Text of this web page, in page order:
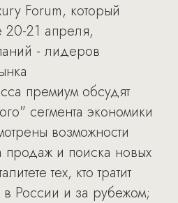
Forum, который
21 апреля,
- лидеров
премиум обсудят
сегмента экономики
возможности
и поиска новых
тех, кто тратит
России и за рубежом;